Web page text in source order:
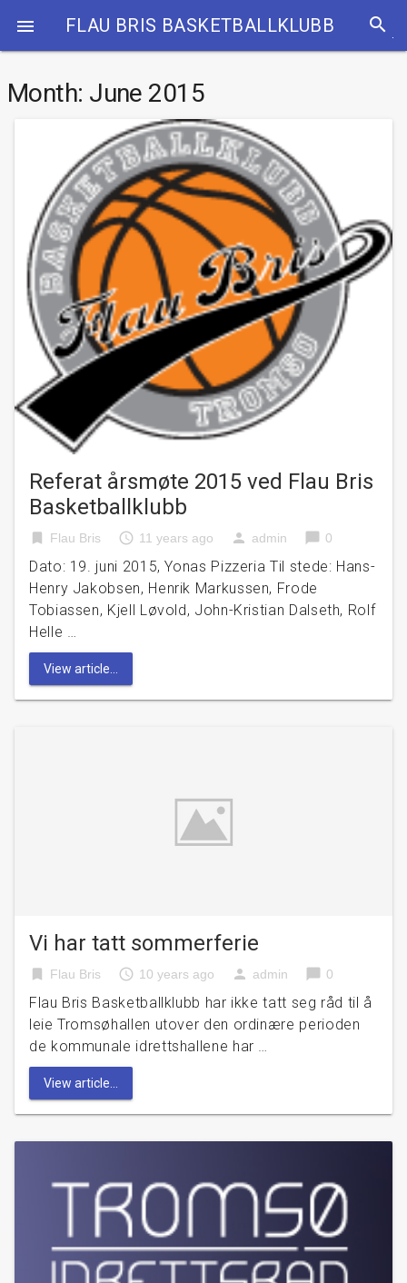
 FLAU BRIS BASKETBALLKLUBB search
Month: June 2015
Referat årsmøte 2015 ved Flau Bris
Basketballklubb
bookmark Flau Bris access_time 11 years ago person admin chat_bubble 0
Dato: 19. juni 2015, Yonas Pizzeria Til stede: Hans-
Henry Jakobsen, Henrik Markussen, Frode
Tobiassen, Kjell Løvold, John-Kristian Dalseth, Rolf
Helle …
View article...
Vi har tatt sommerferie
bookmark Flau Bris access_time 10 years ago person admin chat_bubble 0
Flau Bris Basketballklubb har ikke tatt seg råd til å
leie Tromsøhallen utover den ordinære perioden
de kommunale idrettshallene har …
View article...